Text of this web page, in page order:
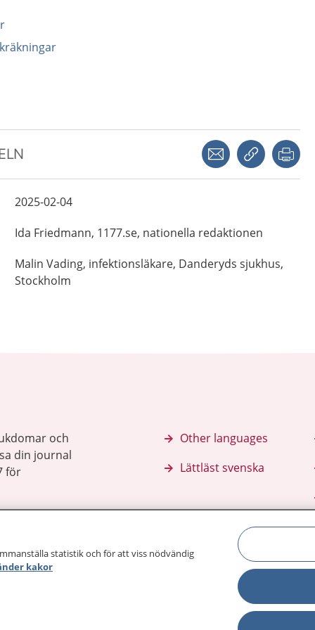
Dela via mejlKopiera
2025-02-04
Ida Friedmann, 1177.se, nationella redaktionen
Malin Vading, infektionsläkare, Danderyds sjukhus,
Stockholm
och
din journal
för
Other languages
Lättläst svenska
statistik och för att viss nödvändig
kakor